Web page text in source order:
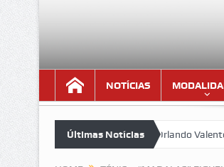
NOTÍCIAS
Últimas Notícias
DESPEDIDA” – Poema de Orlando Valente VII